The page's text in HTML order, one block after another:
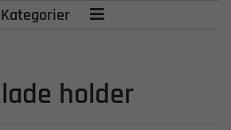
Kategorier 
holder